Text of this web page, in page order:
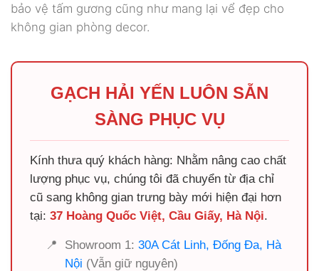
bảo vệ tấm gương cũng như mang lại vể đẹp cho
không gian phòng decor.
GẠCH HẢI YẾN LUÔN SẴN
SÀNG PHỤC VỤ
Kính thưa quý khách hàng: Nhằm nâng cao chất
lượng phục vụ, chúng tôi đã chuyển từ địa chỉ
cũ sang không gian trưng bày mới hiện đại hơn
tại: 37 Hoàng Quốc Việt, Cầu Giấy, Hà Nội.
📍 Showroom 1: 30A Cát Linh, Đống Đa, Hà
Nội (Vẫn giữ nguyên)